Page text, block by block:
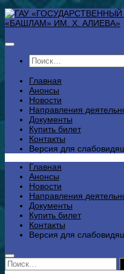
Перейти
к
Найти:
Главная
Анонсы
Новости
Направления
Документы
Купить билет
Контакты
Версия для
Главная
Анонсы
Новости
Направления
Документы
Купить билет
Контакты
Версия для
Найти: